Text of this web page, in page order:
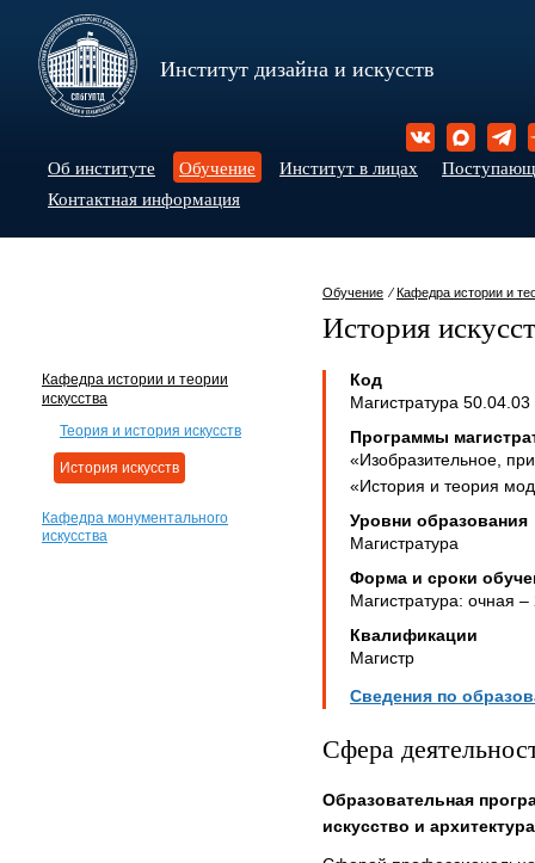
Институт дизайна и искусств
Об институте Обучение Институт в лицах
Контактная информация
Обучение ⁄Кафедра истории и
История
Кафедра истории и теории
искусства
Теория и история искусств
История искусств
Кафедра монументального
искусства
Код
Магистратура 50.04.03
Программы
«Изобразительное,
«История и теория
Уровни образования
Магистратура
Форма и сроки
Магистратура: очная
Квалификации
Магистр
Сведения по
Сфера
Образовательная
искусство и